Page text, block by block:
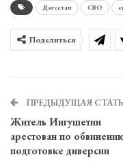
Дагестан СВО
Поделиться
ПРЕДЫДУЩАЯ
Житель Ингушетии
арестован по
подготовке диверсии